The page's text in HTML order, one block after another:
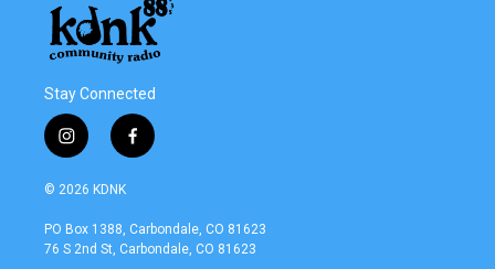
Stay Connected
i
n
s
a
g
f
a
b
o
© 2026 KDNK
PO Box 1388, Carbondale, CO 81623
76 S 2nd St, Carbondale, CO 81623